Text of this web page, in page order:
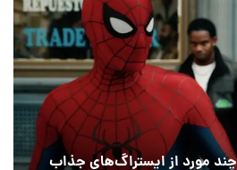
چند مورد از ایستراگ‌های جذاب